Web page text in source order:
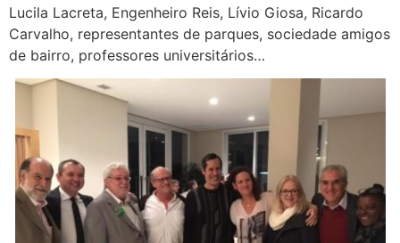
Lucila Lacreta, Engenheiro Reis, Lívio Giosa, Ricardo
Carvalho, representantes de parques, sociedade amigos
de bairro, professores universitários…